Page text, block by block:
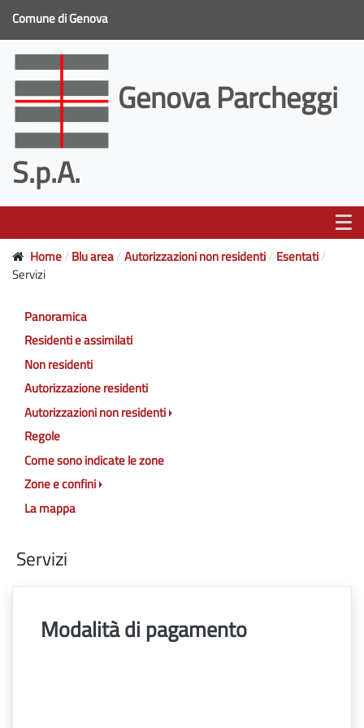
Comune di Genova
Genova Parcheggi
S.p.A.
Home Blu area Autorizzazioni non residenti
Esentati
Servizi
Servizi
Modalità di pagamento
Panoramica
Residenti e assimilati
Non residenti
Autorizzazione residenti
Autorizzazioni non residenti
Regole
Come sono indicate le zone
Zone e confini
La mappa